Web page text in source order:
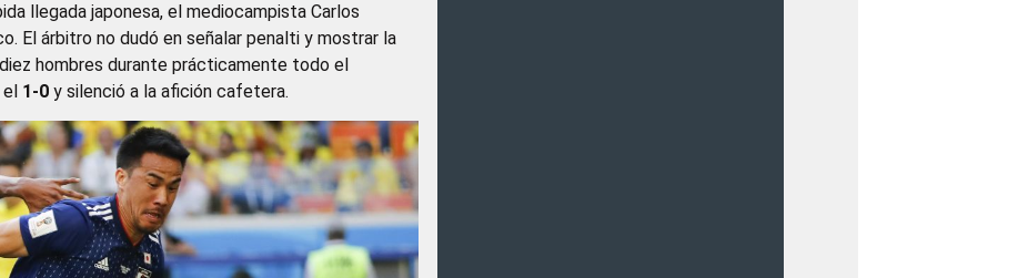
llegada japonesa, el mediocampista Carlos
El árbitro no dudó en señalar penalti y mostrar la
hombres durante prácticamente todo el
el 1-0 y silenció a la afición cafetera.